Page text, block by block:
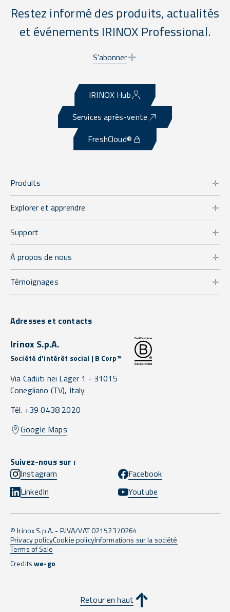
Restez informé des produits, actualités
et événements IRINOX Professional.
S'abonner
IRINOX Hub
Services après-vente
FreshCloud®
Produits
Explorer et apprendre
Support
À propos de nous
Témoignages
Adresses et contacts
Irinox S.p.A.
Société d'intérêt social | B Corp™
Via Caduti nei Lager 1 - 31015
Conegliano (TV), Italy
Tél. +39 0438 2020
Google Maps
Suivez-nous sur :
Instagram
Facebook
LinkedIn
Youtube
© Irinox S.p.A. - P.IVA/VAT 02152370264
Privacy policyCookie policyInformations sur la société
Terms of Sale
Creditswe-go
Retour en haut